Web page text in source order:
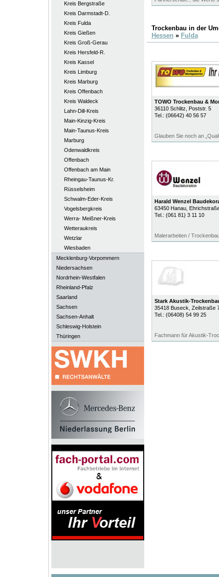
Kreis Bergstraße
Kreis Darmstadt-D.
Kreis Fulda
Kreis Gießen
Kreis Groß-Gerau
Kreis Hersfeld-R.
Kreis Kassel
Kreis Limburg
Kreis Marburg
Kreis Offenbach
Kreis Waldeck
Lahn-Dill-Kreis
Main-Kinzig-Kreis
Main-Taunus-Kreis
Marburg
Odenwaldkreis
Offenbach
Offenbach am Main
Rheingau-Taunus-Kr.
Rüsselsheim
Schwalm-Eder-Kreis
Vogelsbergkreis
Werra- Meißner-Kreis
Wetteraukreis
Wetzlar
Wiesbaden
Mecklenburg-Vorpommern
Niedersachsen
Nordrhein-Westfalen
Rheinland-Pfalz
Saarland
Sachsen
Sachsen-Anhalt
Schleswig-Holstein
Thüringen
Trockenbau in der
Hessen » Fulda
TOWO Trockenbau &
36110 Schlitz , Poststr. 5
Tel.: (06642) 40 56 57
Glauben Sie noch an
Harald Wenzel
63450 Hanau,
Tel.: (061 81) 3 11 10
Malerarbeiten /
Stark Akustik-
35418 Buseck , Zeilstraße
Tel.: (06408) 54 99 25
Fachmann für Akustik-